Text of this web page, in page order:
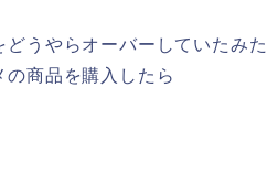
うやらオーバーしていたみた
商品を購入したら